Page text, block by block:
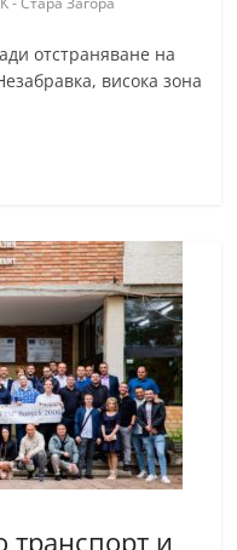
отстраняване на
висока зона
транспорт и